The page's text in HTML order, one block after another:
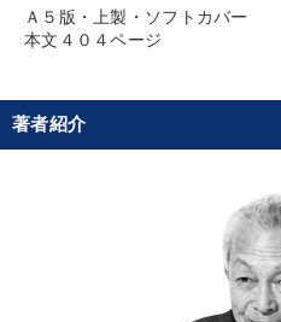
Ａ５版・上製・ソフトカバー
本文４０４ページ
著者紹介